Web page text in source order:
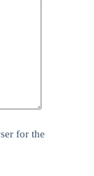
for the